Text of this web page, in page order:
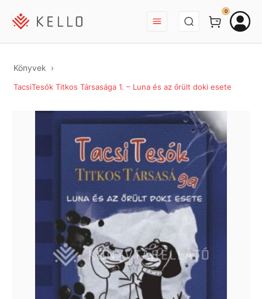
BEJELENTKEZÉS
0
Könyvek
TacsiTesók Titkos Társasága 1. – Luna és az őrült doki esete